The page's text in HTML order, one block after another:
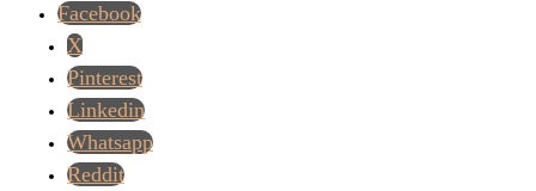
Facebook
X
Pinterest
Linkedin
Whatsapp
Reddit